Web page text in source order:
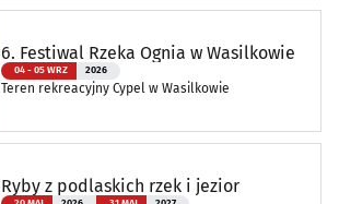
6. Festiwal Rzeka Ognia w Wasilkowie
04 - 05 WRZ 2026
Teren rekreacyjny Cypel w Wasilkowie
Ryby z podlaskich rzek i jezior